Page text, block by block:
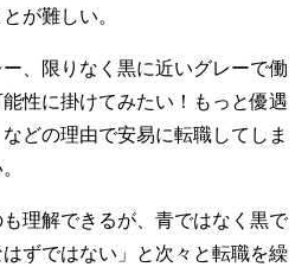
が難しい。
、限りなく黒に近いグレーで働
性に掛けてみたい！もっと優遇
どの理由で安易に転職してしま
理解できるが、青ではなく黒で
ずではない」と次々と転職を繰